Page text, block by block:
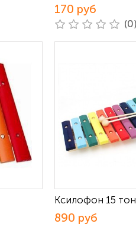
170 руб
Ксилофон 15
890 руб